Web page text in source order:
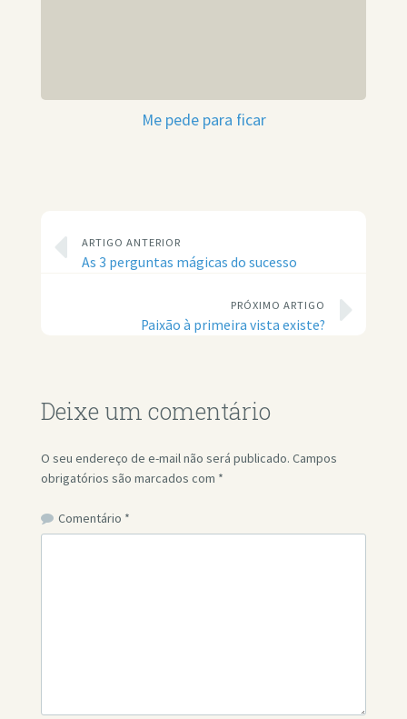
Me pede para ficar
ARTIGO ANTERIOR
As 3 perguntas mágicas do sucesso
PRÓXIMO ARTIGO
Paixão à primeira vista existe?
Deixe um comentário
O seu endereço de e-mail não será publicado. Campos
obrigatórios são marcados com *
Comentário *